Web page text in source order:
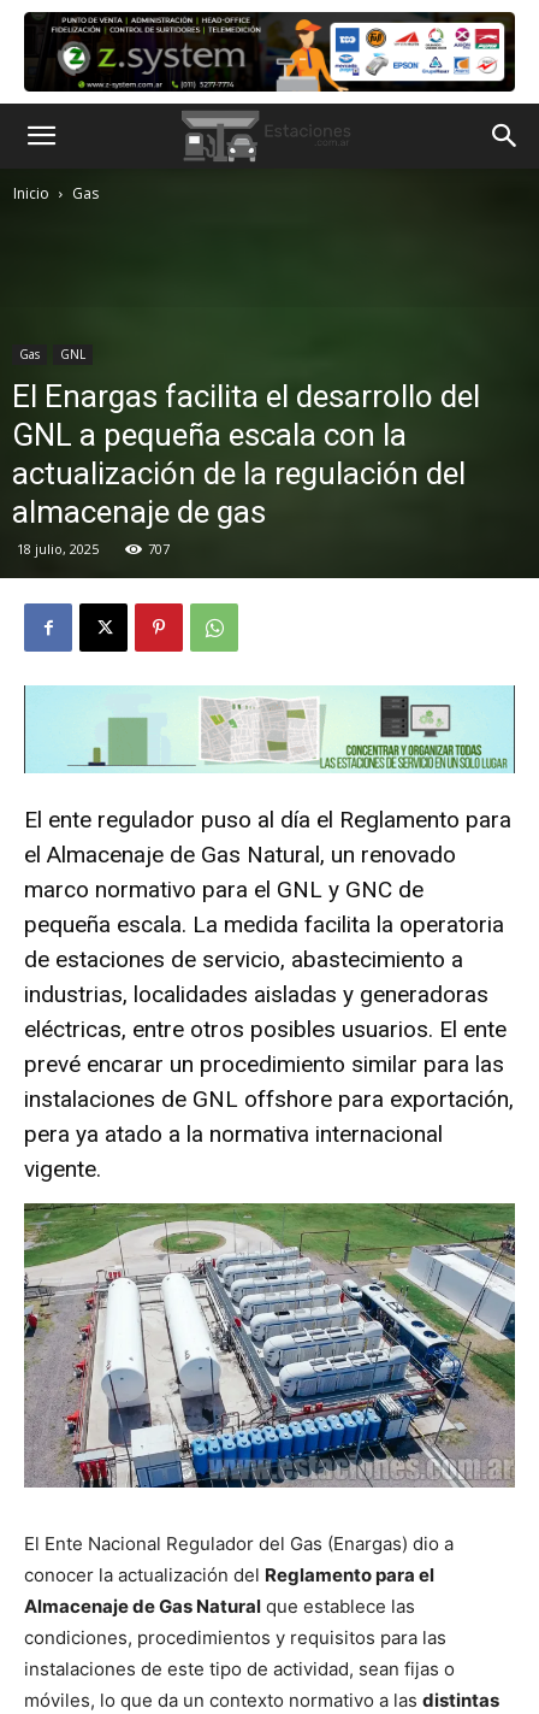
Inicio Gas
Gas GNL
El Enargas facilita el desarrollo del
GNL a pequeña escala con la
actualización de la regulación del
almacenaje de gas
18 julio, 2025 707
El ente regulador puso al día el Reglamento para
el Almacenaje de Gas Natural, un renovado
marco normativo para el GNL y GNC de
pequeña escala. La medida facilita la operatoria
de estaciones de servicio, abastecimiento a
industrias, localidades aisladas y generadoras
eléctricas, entre otros posibles usuarios. El ente
prevé encarar un procedimiento similar para las
instalaciones de GNL offshore para exportación,
pera ya atado a la normativa internacional
vigente.
El Ente Nacional Regulador del Gas (Enargas) dio a
conocer la actualización del Reglamento para el
Almacenaje de Gas Natural que establece las
condiciones, procedimientos y requisitos para las
instalaciones de este tipo de actividad, sean fijas o
móviles, lo que da un contexto normativo a las distintas